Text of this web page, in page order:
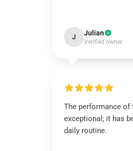
J Julian
Verified owner
The performance of
exceptional; it has
daily routine.